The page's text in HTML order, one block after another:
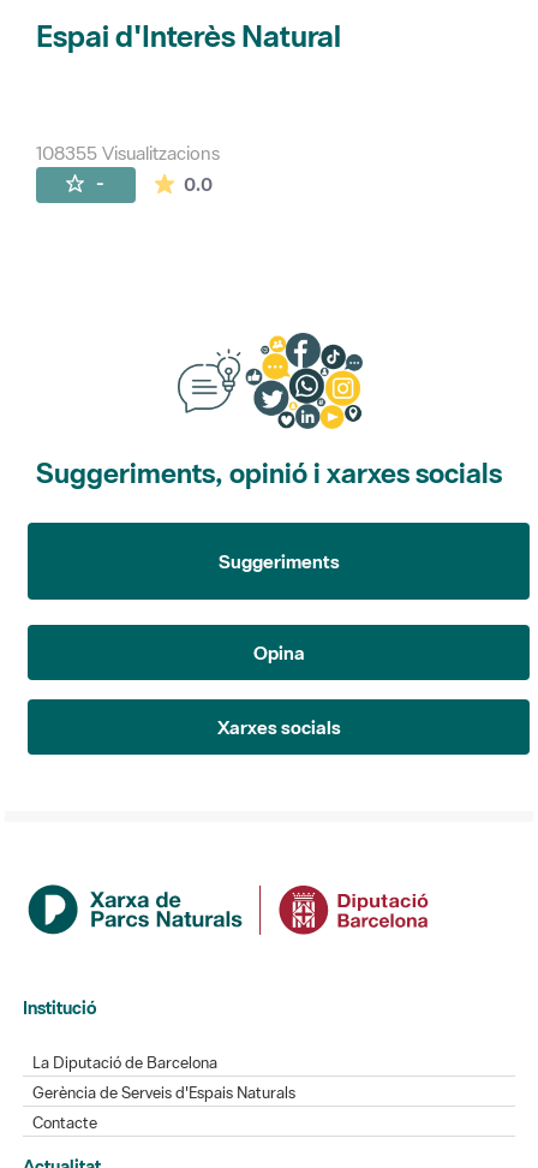
Espai d'Interès Natural
108355 Visualitzacions
- 0.0La mitjana de les valoracions és de 0
Suggeriments, opinió i xarxes socials
Suggeriments
Opina
Xarxes socials
Institució
La Diputació de Barcelona
Gerència de Serveis d'Espais Naturals
Contacte